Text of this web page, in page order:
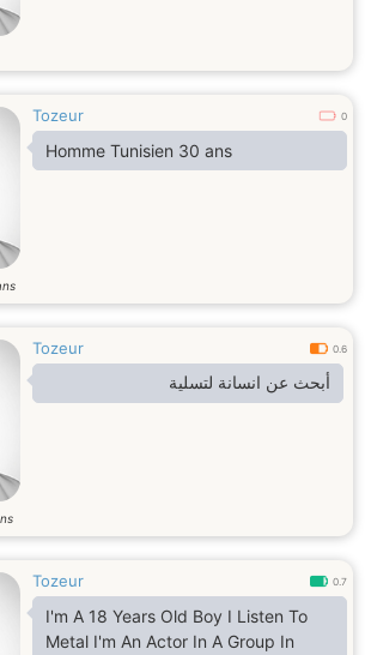
Tozeur 0
Homme Tunisien 30 ans
Tozeur 0.6
أبحث عن انسانة لتسلية
Tozeur 0.7
I'm A 18 Years Old Boy I Listen To
Metal I'm An Actor In A Group In